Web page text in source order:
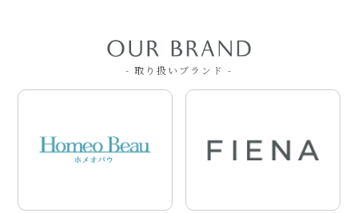
- 取り扱いブランド -